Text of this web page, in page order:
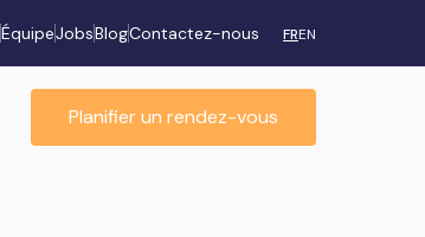
ÉquipeJobsBlogContactez-nous FREN
Planifier un rendez-vous